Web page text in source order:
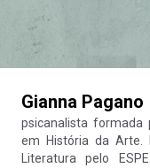
Gianna Pagano
psicanalista formada
em História da Arte.
Literatura pelo